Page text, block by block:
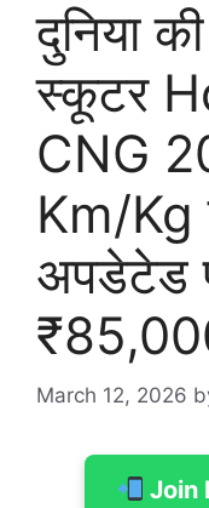
दुनिया
स्कूटर
CNG
Km/Kg
अपडेटेड
March 12, 2026
Join